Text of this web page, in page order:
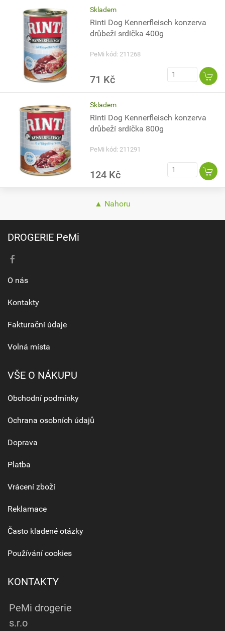
Skladem
Rinti Dog Kennerfleisch konzerva
drůbeží srdíčka 400g
PeMi kód: 211268
71 Kč
Skladem
Rinti Dog Kennerfleisch konzerva
drůbeží srdíčka 800g
PeMi kód: 211291
124 Kč
▲ Nahoru
DROGERIE PeMi
O nás
Kontakty
Fakturační údaje
Volná místa
VŠE O NÁKUPU
Obchodní podmínky
Ochrana osobních údajů
Doprava
Platba
Vrácení zboží
Reklamace
Často kladené otázky
Používání cookies
KONTAKTY
PeMi drogerie
s.r.o